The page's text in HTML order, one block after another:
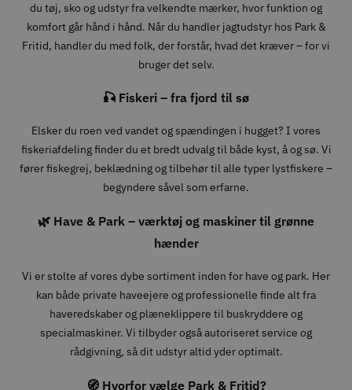
du tøj, sko og udstyr fra velkendte mærker, hvor funktion og
komfort går hånd i hånd. Når du handler jagtudstyr hos Park &
Fritid, handler du med folk, der forstår, hvad det kræver – for vi
bruger det selv.
🎣 Fiskeri – fra fjord til sø
Elsker du roen ved vandet og spændingen i hugget? I vores
fiskeriafdeling finder du et bredt udvalg til både kyst, å og sø. Vi
fører fiskegrej, beklædning og tilbehør til alle typer lystfiskere –
begyndere såvel som erfarne.
🌿 Have & Park – værktøj og maskiner til grønne
hænder
Vi er stolte af vores dybe sortiment inden for have og park. Her
kan både private haveejere og professionelle finde alt fra
haveredskaber og plæneklippere til buskryddere og
specialmaskiner. Vi tilbyder også autoriseret service og
rådgivning, så dit udstyr altid yder optimalt.
🧭 Hvorfor vælge Park & Fritid?